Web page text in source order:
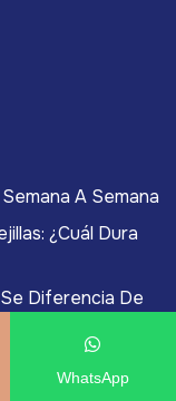
A Semana
¿Cuál Dura
Diferencia De
WhatsApp